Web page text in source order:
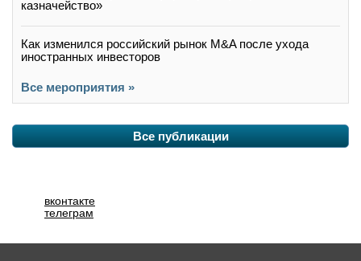
казначейство»
Как изменился российский рынок M&A после ухода
иностранных инвесторов
Все мероприятия »
Все публикации
вконтакте
телеграм